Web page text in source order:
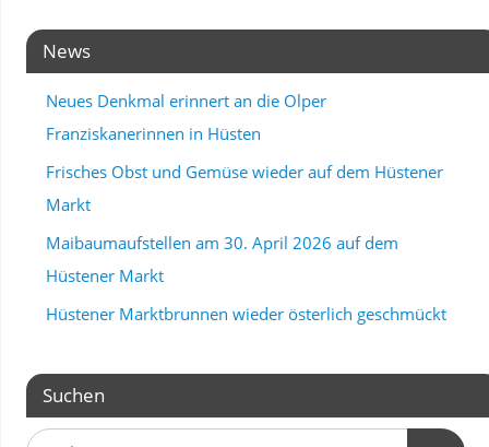
News
Neues Denkmal erinnert an die Olper
Franziskanerinnen in Hüsten
Frisches Obst und Gemüse wieder auf dem Hüstener
Markt
Maibaumaufstellen am 30. April 2026 auf dem
Hüstener Markt
Hüstener Marktbrunnen wieder österlich geschmückt
Suchen